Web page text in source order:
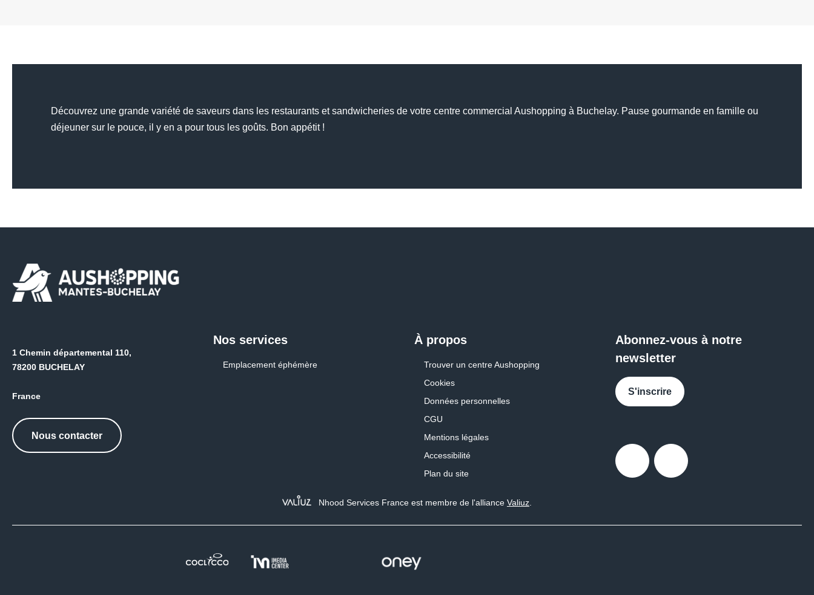
Découvrez une grande variété de saveurs dans les restaurants et sandwicheries de votre centre commercial Aushopping à Buchelay. Pause gourmande en famille ou
déjeuner sur le pouce, il y en a pour tous les goûts. Bon appétit !
1 Chemin départemental 110,
78200 BUCHELAY
France
Nous contacter
Nos services
Emplacement éphémère
À propos
Trouver un centre Aushopping
Cookies
Données personnelles
CGU
Mentions légales
Accessibilité
Plan du site
Abonnez-vous à notre
newsletter
S'inscrire
Facebook Messenger
Nhood Services France est membre de l'alliance Valiuz.